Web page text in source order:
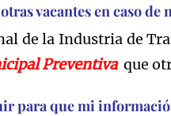
vacantes en caso
de la Industria de
Preventivaque
para que mi